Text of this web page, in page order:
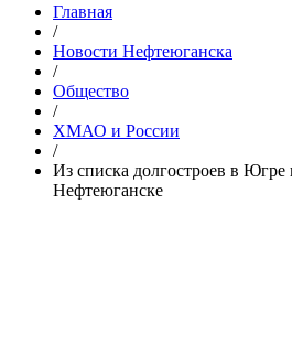
Главная
/
Новости Нефтеюганска
/
Общество
/
ХМАО и России
/
Из списка долгостроев в
Нефтеюганске